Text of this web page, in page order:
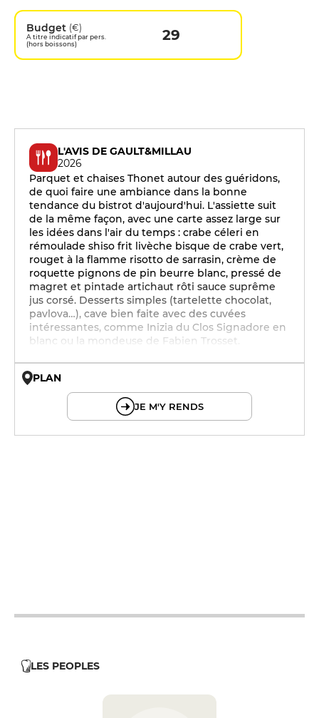
Budget (€)
A titre indicatif par pers.
(hors boissons)
29
L'AVIS DE GAULT&MILLAU
2026
Parquet et chaises Thonet autour des guéridons,
de quoi faire une ambiance dans la bonne
tendance du bistrot d'aujourd'hui. L'assiette suit
de la même façon, avec une carte assez large sur
les idées dans l'air du temps : crabe céleri en
rémoulade shiso frit livèche bisque de crabe vert,
rouget à la flamme risotto de sarrasin, crème de
roquette pignons de pin beurre blanc, pressé de
magret et pintade artichaut rôti sauce suprême
jus corsé. Desserts simples (tartelette chocolat,
pavlova…), cave bien faite avec des cuvées
intéressantes, comme Inizia du Clos Signadore en
blanc ou la mondeuse de Fabien Trosset.
PLAN
JE M'Y RENDS
LES PEOPLES